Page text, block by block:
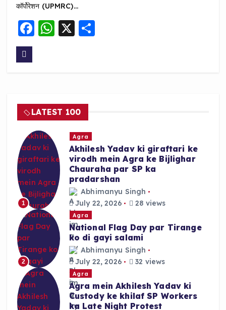
कॉर्पोरेशन (UPMRC)…
F
o
o
k
W
p
p
X S
LATEST 100
1
Agra
Akhilesh Yadav ki giraftari ke
virodh mein Agra ke Bijlighar
Chauraha par SP ka
pradarshan
Abhimanyu Singh
July 22, 2026
28 views
2
Agra
National Flag Day par Tirange
ko di gayi salami
Abhimanyu Singh
July 22, 2026
32 views
Agra
Agra mein Akhilesh Yadav ki
Custody ke khilaf SP Workers
ka Late Night Protest